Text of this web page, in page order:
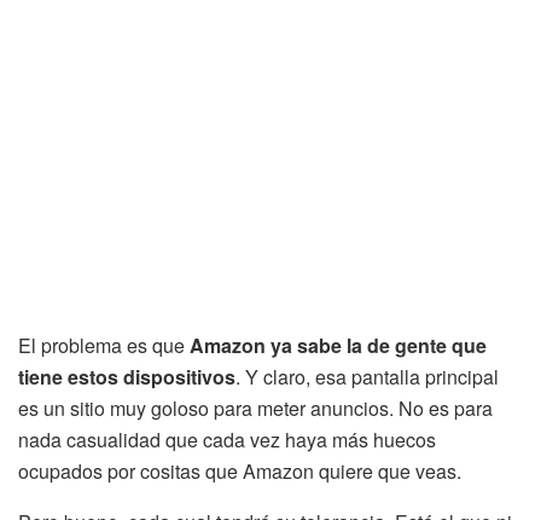
El problema es queAmazon ya sabe la de gente que
tiene estos dispositivos. Y claro, esa pantalla principal
es un sitio muy goloso para meter anuncios. No es para
nada casualidad que cada vez haya más huecos
ocupados por cositas que Amazon quiere que veas.